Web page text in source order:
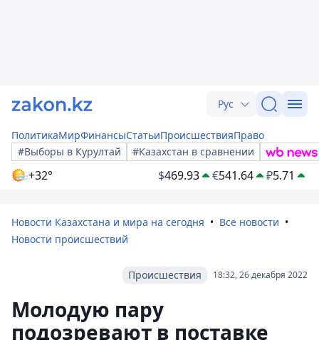
Рус
ПолитикаМирФинансыСтатьиПроисшествияПраво
#Выборы в Курултай
#Казахстан в сравнении
+32° $469.93 €541.64 ₽5.71
Новости Казахстана и мира на сегодня
Все новости
Новости происшествий
18:32, 26 декабря 2022
Происшествия
Молодую пару
подозревают в поставке